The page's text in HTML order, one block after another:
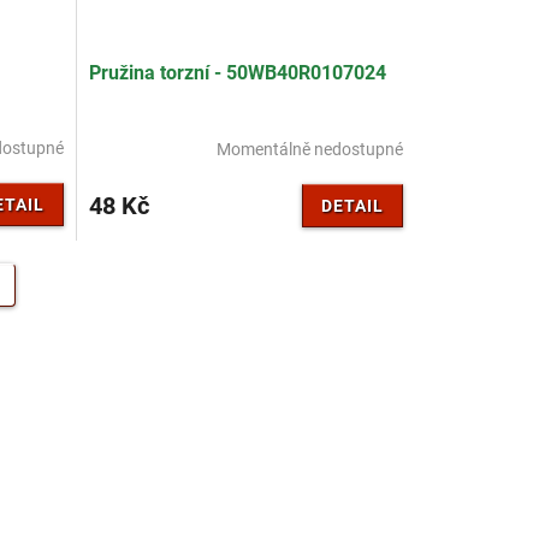
Pružina torzní - 50WB40R0107024
Momentálně nedostupné
48 Kč DETAIL